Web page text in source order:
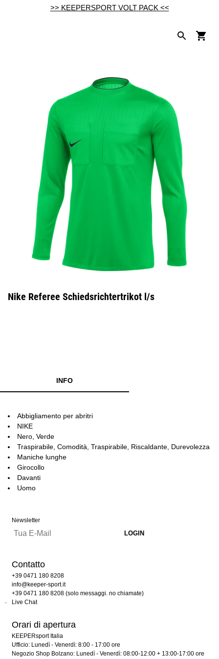
>> KEEPERSPORT VOLT PACK <<
Nike Referee Schiedsrichtertrikot l/s
INFO
Abbigliamento per abritri
NIKE
Nero, Verde
Traspirabile, Comodità, Traspirabile, Riscaldante, Durevolezza
Maniche lunghe
Girocollo
Davanti
Uomo
Newsletter
Contatto
+39 0471 180 8208
info@keeper-sport.it
+39 0471 180 8208 (solo messaggi. no chiamate)
Live Chat
Orari di apertura
KEEPERsport Italia
Ufficio: Lunedì - Venerdì: 8:00 - 17:00 ore
Negozio Shop Bolzano: Lunedì - Venerdì: 08:00-12:00 + 13:00-17:00 ore